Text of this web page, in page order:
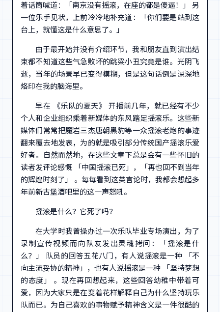
着话筒喊道：「南京没有摇滚，在座的都是傻逼！」 另
一位乐手见状，上前冷冷地补充道：「你们要是站到这
台上，就懂这是什么意思了。」
由于最开始并没有介绍环节，我和朋友直到演出结
束都不知道这些气急败坏的跳梁小丑究竟是谁。光阴飞
逝，当年的场景早已变得模糊，但是这句话倒是深深地
烙印在我的脑海里。
早在 《乐队的夏天》 开播前几年，就已经有不少
个人和企业组织乘着新媒体的东风踏足摇滚乐。这些新
媒体们常常把魔岩三杰唐朝黑豹等一众摇滚老炮的事迹
翻来覆去地发表，为的就是吸引部分传统国产摇滚乐爱
好者。自然而然地，在这些文章下总是会有一些怀旧的
读者发评论感慨 「中国摇滚已死」，「再也回不到当年
的辉煌时刻了」 。每每看到这类言论时，我都会想起多
年前新古堡酒吧里的这一声怒吼。
摇滚是什么？它死了吗？
在大学时我曾操办过一次乐队毕业专场演出，为了
录制宣传视频而向队友发出灵魂拷问：「摇滚是什
么？」 队员的回答五花八门，有人说摇滚是一种 「不
向主流妥协的精神」，也有人说摇滚是一种 「坚持梦想
的态度」 。现在再回想起来，这些回答幼稚中带着可
爱，因为大家只是在变着花样解释自己为什么坚持玩乐
队而已。为自己喜欢的事物赋予精神含义是一件很酷的